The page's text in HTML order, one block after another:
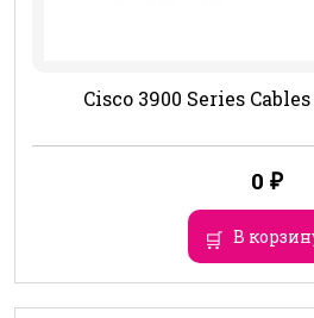
Cisco 3900 Series Cables
0 ₽
В